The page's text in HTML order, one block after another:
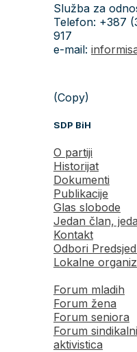
Služba za
Telefon: +387
917
e-mail:
(Copy)
SDP BiH
O partiji
Historijat
Dokumenti
Publikacije
Glas slobode
Jedan član,
Kontakt
Odbori
Lokalne
Forum mladih
Forum žena
Forum seniora
Forum
aktivistica